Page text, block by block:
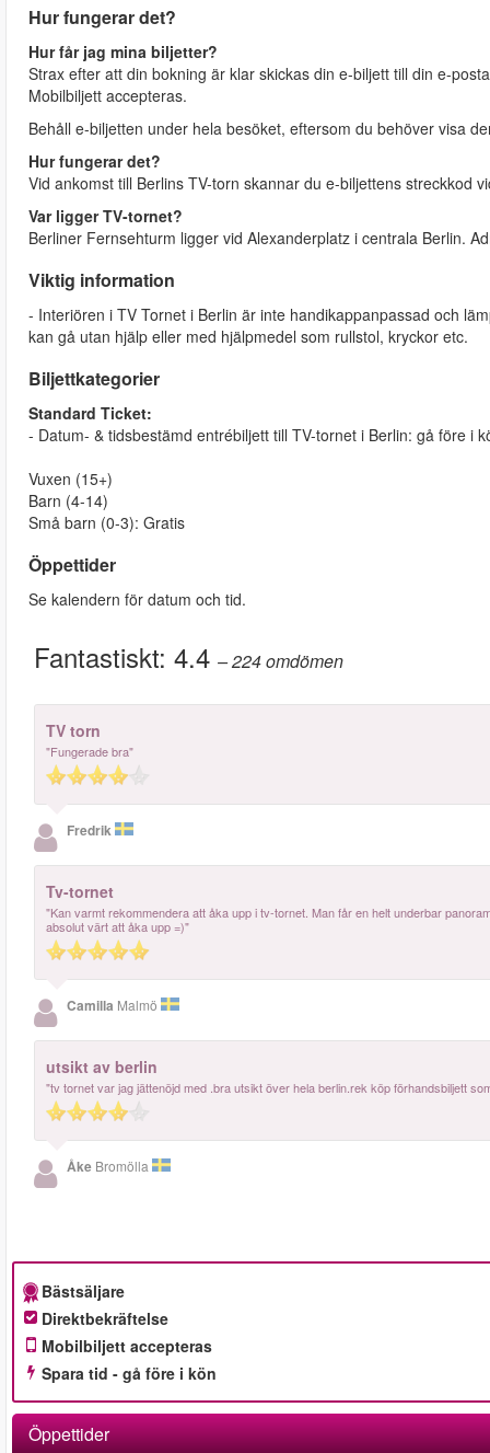
Hur fungerar det?
Hur får jag mina biljetter?
Strax efter att din bokning är klar skickas din e-biljett till din e-
Mobilbiljett accepteras.
Behåll e-biljetten under hela besöket, eftersom du behöver visa
Hur fungerar det?
Vid ankomst till Berlins TV-torn skannar du e-biljettens streckkod
Var ligger TV-tornet?
Berliner Fernsehturm ligger vid Alexanderplatz i centrala Berlin.
Viktig information
- Interiören i TV Tornet i Berlin är inte handikappanpassad och
kan gå utan hjälp eller med hjälpmedel som rullstol, kryckor etc.
Biljettkategorier
Standard Ticket:
- Datum- & tidsbestämd entrébiljett till TV-tornet i Berlin: gå före i
Vuxen (15+)
Barn (4-14)
Små barn (0-3): Gratis
Öppettider
Se kalendern för datum och tid.
Fantastiskt: 4.4 – 224omdömen
TV torn
"Fungerade bra"
Fredrik
Tv-tornet
"Kan varmt rekommendera att åka upp i tv-tornet. Man får en helt underbar
absolut värt att åka upp =)"
Camilla Malmö
utsikt av berlin
"tv tornet var jag jättenöjd med .bra utsikt över hela berlin.rek köp förhandsbiljett
Åke Bromölla
Bästsäljare
Direktbekräftelse
Mobilbiljett accepteras
Spara tid - gå före i kön
Öppettider